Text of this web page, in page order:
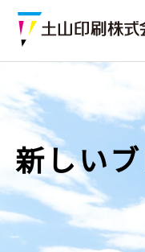
新しい